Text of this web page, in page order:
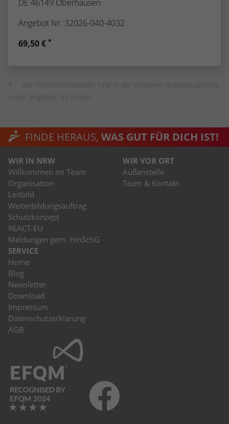
DE 46149 Oberhausen
Angebot Nr. 32026-040-4032
69,50 € *
Alle Preisinformationen sind in der einzelnen Angebotsansicht
unter "Angebot" zu finden.
FINDE HERAUS, WAS GUT FÜR DICH IST!
WIR IN NRW
Willkommen im Team
Organisation
Leitbild
Weiterbildungsauftrag
Schutzkonzept
REACT-EU
Meldungen gem. HinSchG
WIR VOR ORT
Außenstelle
Team & Kontakt
SERVICE
Home
Blog
Newsletter
Download
Impressum
Datenschutzerklärung
AGB